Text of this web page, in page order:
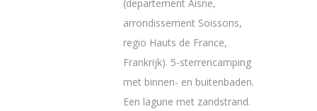
(departement Aisne,
arrondissement Soissons,
regio Hauts de France,
Frankrijk). 5-sterrencamping
met binnen- en buitenbaden.
Een lagune met zandstrand.